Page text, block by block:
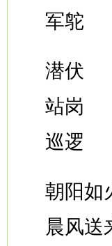
军鸵
潜伏
站岗
巡逻
朝阳如
晨风送